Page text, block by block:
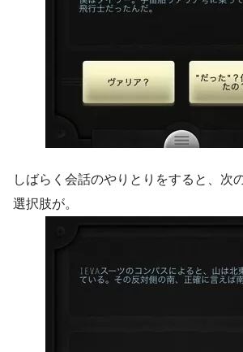
しばらく会話のやりとりをすると、次
選択肢が。